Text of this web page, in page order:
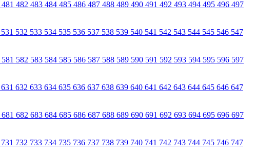
481 482 483 484 485 486 487 488 489 490 491 492 493 494 495 496 497
531 532 533 534 535 536 537 538 539 540 541 542 543 544 545 546 547
581 582 583 584 585 586 587 588 589 590 591 592 593 594 595 596 597
631 632 633 634 635 636 637 638 639 640 641 642 643 644 645 646 647
681 682 683 684 685 686 687 688 689 690 691 692 693 694 695 696 697
731 732 733 734 735 736 737 738 739 740 741 742 743 744 745 746 747